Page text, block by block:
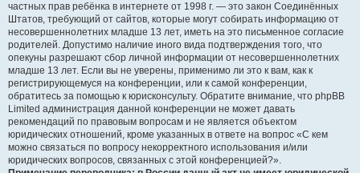
частных прав ребёнка в интернете от 1998 г. — это закон Соединённых
Штатов, требующий от сайтов, которые могут собирать информацию от
несовершеннолетних младше 13 лет, иметь на это письменное согласие
родителей. Допустимо наличие иного вида подтверждения того, что
опекуны разрешают сбор личной информации от несовершеннолетних
младше 13 лет. Если вы не уверены, применимо ли это к вам, как к
регистрирующемуся на конференции, или к самой конференции,
обратитесь за помощью к юрисконсульту. Обратите внимание, что phpBB
Limited администрация данной конференции не может давать
рекомендаций по правовым вопросам и не является объектом
юридических отношений, кроме указанных в ответе на вопрос «С кем
можно связаться по вопросу некорректного использования и/или
юридических вопросов, связанных с этой конференцией?».